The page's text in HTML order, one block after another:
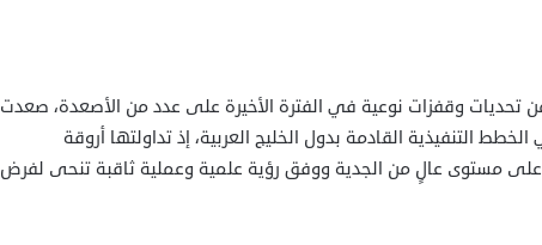
وقفزات نوعية في الفترة الأخيرة على عدد من الأصعدة، صعدت
التنفيذية القادمة بدول الخليج العربية، إذ تداولتها أروقة
على مستوى عالٍ من الجدية ووفق رؤية علمية وعملية ثاقبة تنحى لفرض